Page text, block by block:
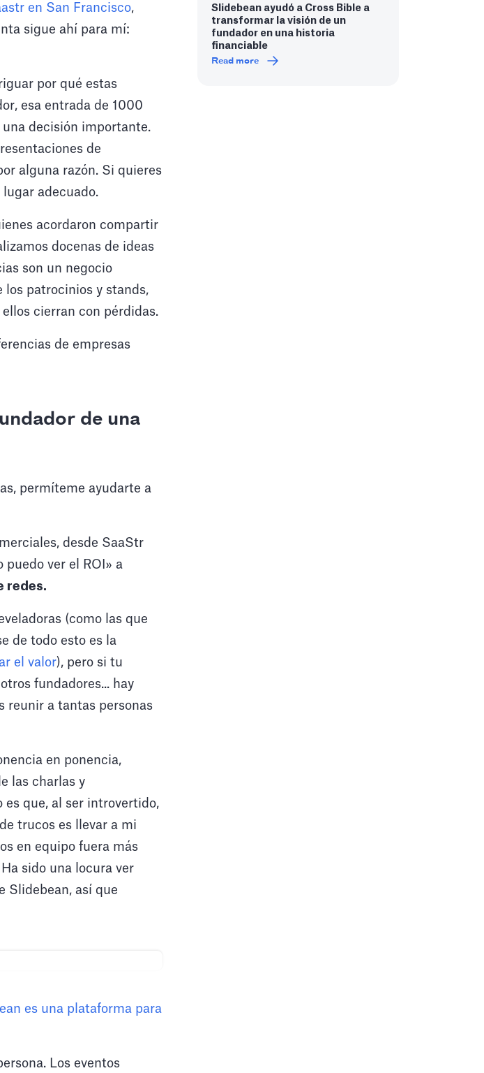
en San Francisco,
sigue ahí para mí:
por qué estas
esa entrada de 1000
decisión importante.
de
alguna razón. Si quieres
adecuado.
acordaron compartir
docenas de ideas
son un negocio
los patrocinios y stands,
cierran con pérdidas.
de empresas
de una
permíteme ayudarte a
desde SaaStr
ver el ROI» a
redes.
(como las que
de todo esto es la
el valor), pero si tu
fundadores... hay
reunir a tantas personas
en ponencia,
las charlas y
es que, al ser introvertido,
trucos es llevar a mi
en equipo fuera más
sido una locura ver
Slidebean, así que
es una plataforma para
Los eventos
Slidebean ayudó a Cross Bible a
transformar la visión de un
fundador en una historia
financiable
Read more